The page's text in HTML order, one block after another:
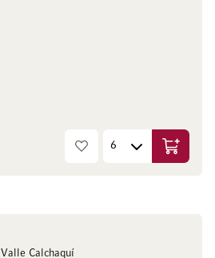
Ajouter
Valle Calchaquí